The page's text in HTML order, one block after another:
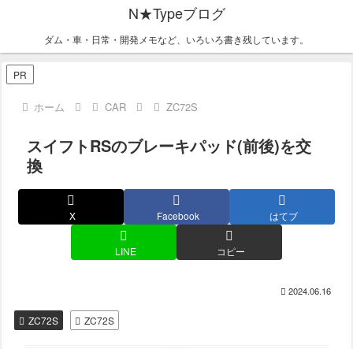
N★Typeブログ
ダム・車・日常・開発メモなど、いろいろ書き残しています。
PR
ホーム CAR ZC72S
スイフトRSのブレーキパッド(前後)を交
換
X Facebook はてブ
LINE コピー
2024.06.16
ZC72S ZC72S